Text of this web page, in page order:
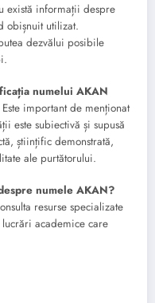
există informații despre
obișnuit utilizat.
dezvălui posibile
numelui AKAN
Este important de menționat
este subiectivă și supusă
științific demonstrată,
ale purtătorului.
numele AKAN?
resurse specializate
academice care